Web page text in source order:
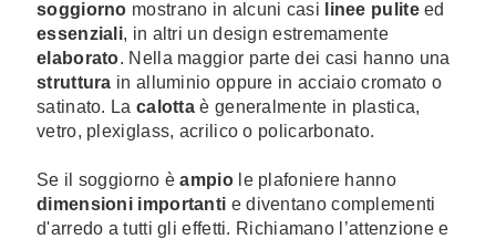
soggiorno mostrano in alcuni casi linee puliteed
essenziali, in altri un design estremamente
elaborato. Nella maggior parte dei casi hanno una
struttura in alluminio oppure in acciaio cromato o
satinato. La calottaè generalmente in plastica,
vetro, plexiglass, acrilico o policarbonato.
Se il soggiorno èampiole plafoniere hanno
dimensioni importanti e diventano complementi
d'arredo a tutti gli effetti. Richiamano l’attenzione e